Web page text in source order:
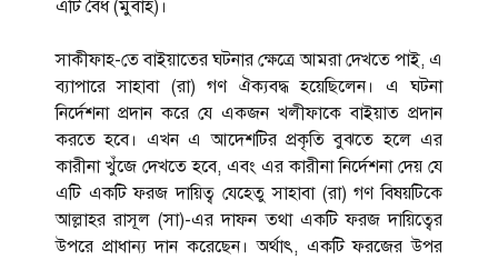
এটি বৈধ (মুবাহ)।
সাকীফাহ-তে বাইয়াতের ঘটনার ক্ষেত্রে আমরা দেখতে পাই, এ
ব্যাপারে সাহাবা (রা) গণ ঐক্যবদ্ধ হয়েছিলেন। এ ঘটনা
নির্দেশনা প্রদান করে যে একজন খলীফাকে বাইয়াত প্রদান
করতে হবে। এখন এ আদেশটির প্রকৃতি বুঝতে হলে এর
কারীনা খুঁজে দেখতে হবে, এবং এর কারীনা নির্দেশনা দেয় যে
এটি একটি ফরজ দায়িত্ব যেহেতু সাহাবা (রা) গণ বিষয়টিকে
আল্লাহর রাসূল (সা)-এর দাফন তথা একটি ফরজ দায়িত্বের
উপরে প্রাধান্য দান করেছেন। অর্থাৎ, একটি ফরজের উপর